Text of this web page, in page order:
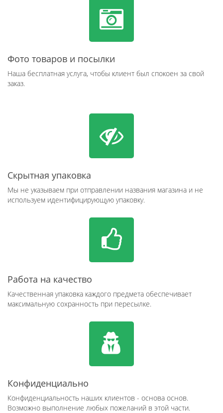
Фото товаров и посылки
Наша бесплатная услуга, чтобы клиент был спокоен за свой
заказ.
Скрытная упаковка
Мы не указываем при отправлении названия магазина и не
используем идентифицирующую упаковку.
Работа на качество
Качественная упаковка каждого предмета обеспечивает
максимальную сохранность при пересылке.
Конфиденциально
Конфиденциальность наших клиентов - основа основ.
Возможно выполнение любых пожеланий в этой части.